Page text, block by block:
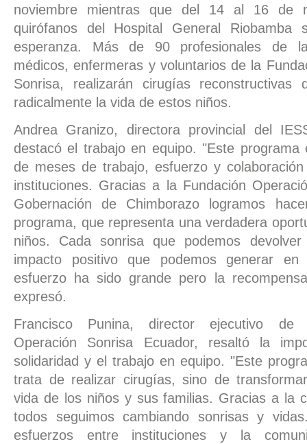
noviembre mientras que del 14 al 16 de
quirófanos del Hospital General Riobamba
esperanza. Más de 90 profesionales de
médicos, enfermeras y voluntarios de la
Sonrisa, realizarán cirugías reconstructivas
radicalmente la vida de estos niños.
Andrea Granizo, directora provincial del
destacó el trabajo en equipo. "Este programa
de meses de trabajo, esfuerzo y
instituciones. Gracias a la Fundación
Gobernación de Chimborazo logramos
programa, que representa una verdadera
niños. Cada sonrisa que podemos
impacto positivo que podemos generar
esfuerzo ha sido grande pero la
expresó.
Francisco Punina, director ejecutivo de
Operación Sonrisa Ecuador, resaltó la
solidaridad y el trabajo en equipo. "Este
trata de realizar cirugías, sino de
vida de los niños y sus familias. Gracias a la
todos seguimos cambiando sonrisas y
esfuerzos entre instituciones y la